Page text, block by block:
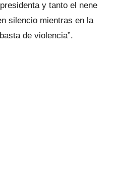
y tanto el nene
silencio mientras en la
de violencia”.